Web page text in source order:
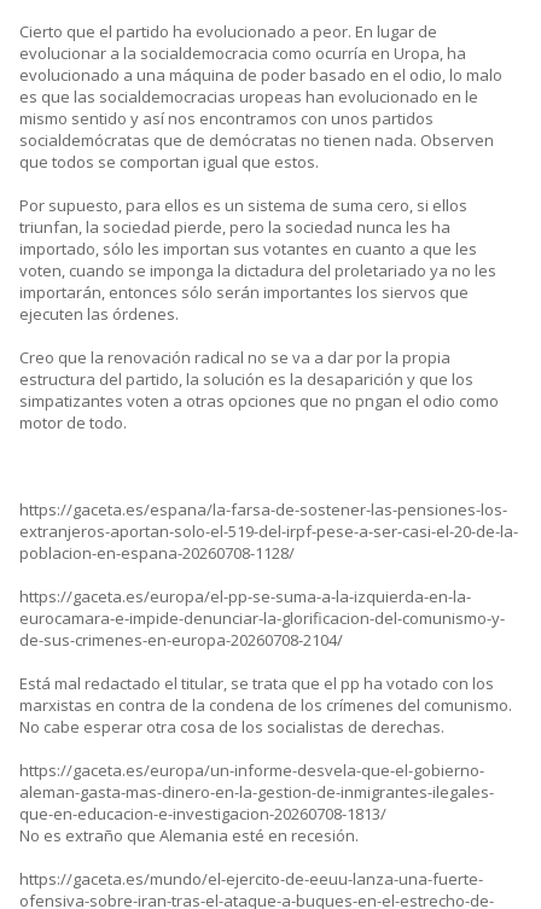
Cierto que el partido ha evolucionado a peor. En lugar de
evolucionar a la socialdemocracia como ocurría en Uropa, ha
evolucionado a una máquina de poder basado en el odio, lo malo
es que las socialdemocracias uropeas han evolucionado en le
mismo sentido y así nos encontramos con unos partidos
socialdemócratas que de demócratas no tienen nada. Observen
que todos se comportan igual que estos.
Por supuesto, para ellos es un sistema de suma cero, si ellos
triunfan, la sociedad pierde, pero la sociedad nunca les ha
importado, sólo les importan sus votantes en cuanto a que les
voten, cuando se imponga la dictadura del proletariado ya no les
importarán, entonces sólo serán importantes los siervos que
ejecuten las órdenes.
Creo que la renovación radical no se va a dar por la propia
estructura del partido, la solución es la desaparición y que los
simpatizantes voten a otras opciones que no pngan el odio como
motor de todo.
https://gaceta.es/espana/la-farsa-de-sostener-las-pensiones-los-
extranjeros-aportan-solo-el-519-del-irpf-pese-a-ser-casi-el-20-de-la-
poblacion-en-espana-20260708-1128/
https://gaceta.es/europa/el-pp-se-suma-a-la-izquierda-en-la-
eurocamara-e-impide-denunciar-la-glorificacion-del-comunismo-y-
de-sus-crimenes-en-europa-20260708-2104/
Está mal redactado el titular, se trata que el pp ha votado con los
marxistas en contra de la condena de los crímenes del comunismo.
No cabe esperar otra cosa de los socialistas de derechas.
https://gaceta.es/europa/un-informe-desvela-que-el-gobierno-
aleman-gasta-mas-dinero-en-la-gestion-de-inmigrantes-ilegales-
que-en-educacion-e-investigacion-20260708-1813/
No es extraño que Alemania esté en recesión.
https://gaceta.es/mundo/el-ejercito-de-eeuu-lanza-una-fuerte-
ofensiva-sobre-iran-tras-el-ataque-a-buques-en-el-estrecho-de-